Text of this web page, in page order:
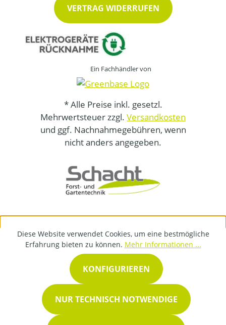
VERTRAG WIDERRUFEN
Ein Fachhändler von
* Alle Preise inkl. gesetzl.
Mehrwertsteuer zzgl. Versandkosten
und ggf. Nachnahmegebühren, wenn
nicht anders angegeben.
Diese Website verwendet Cookies, um eine bestmögliche
Erfahrung bieten zu können. Mehr Informationen ...
NUR TECHNISCH NOTWENDIGE
KONFIGURIEREN